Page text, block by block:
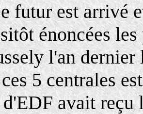
futur est arrivé
énoncées
l'an
5 centrales
avait reçu